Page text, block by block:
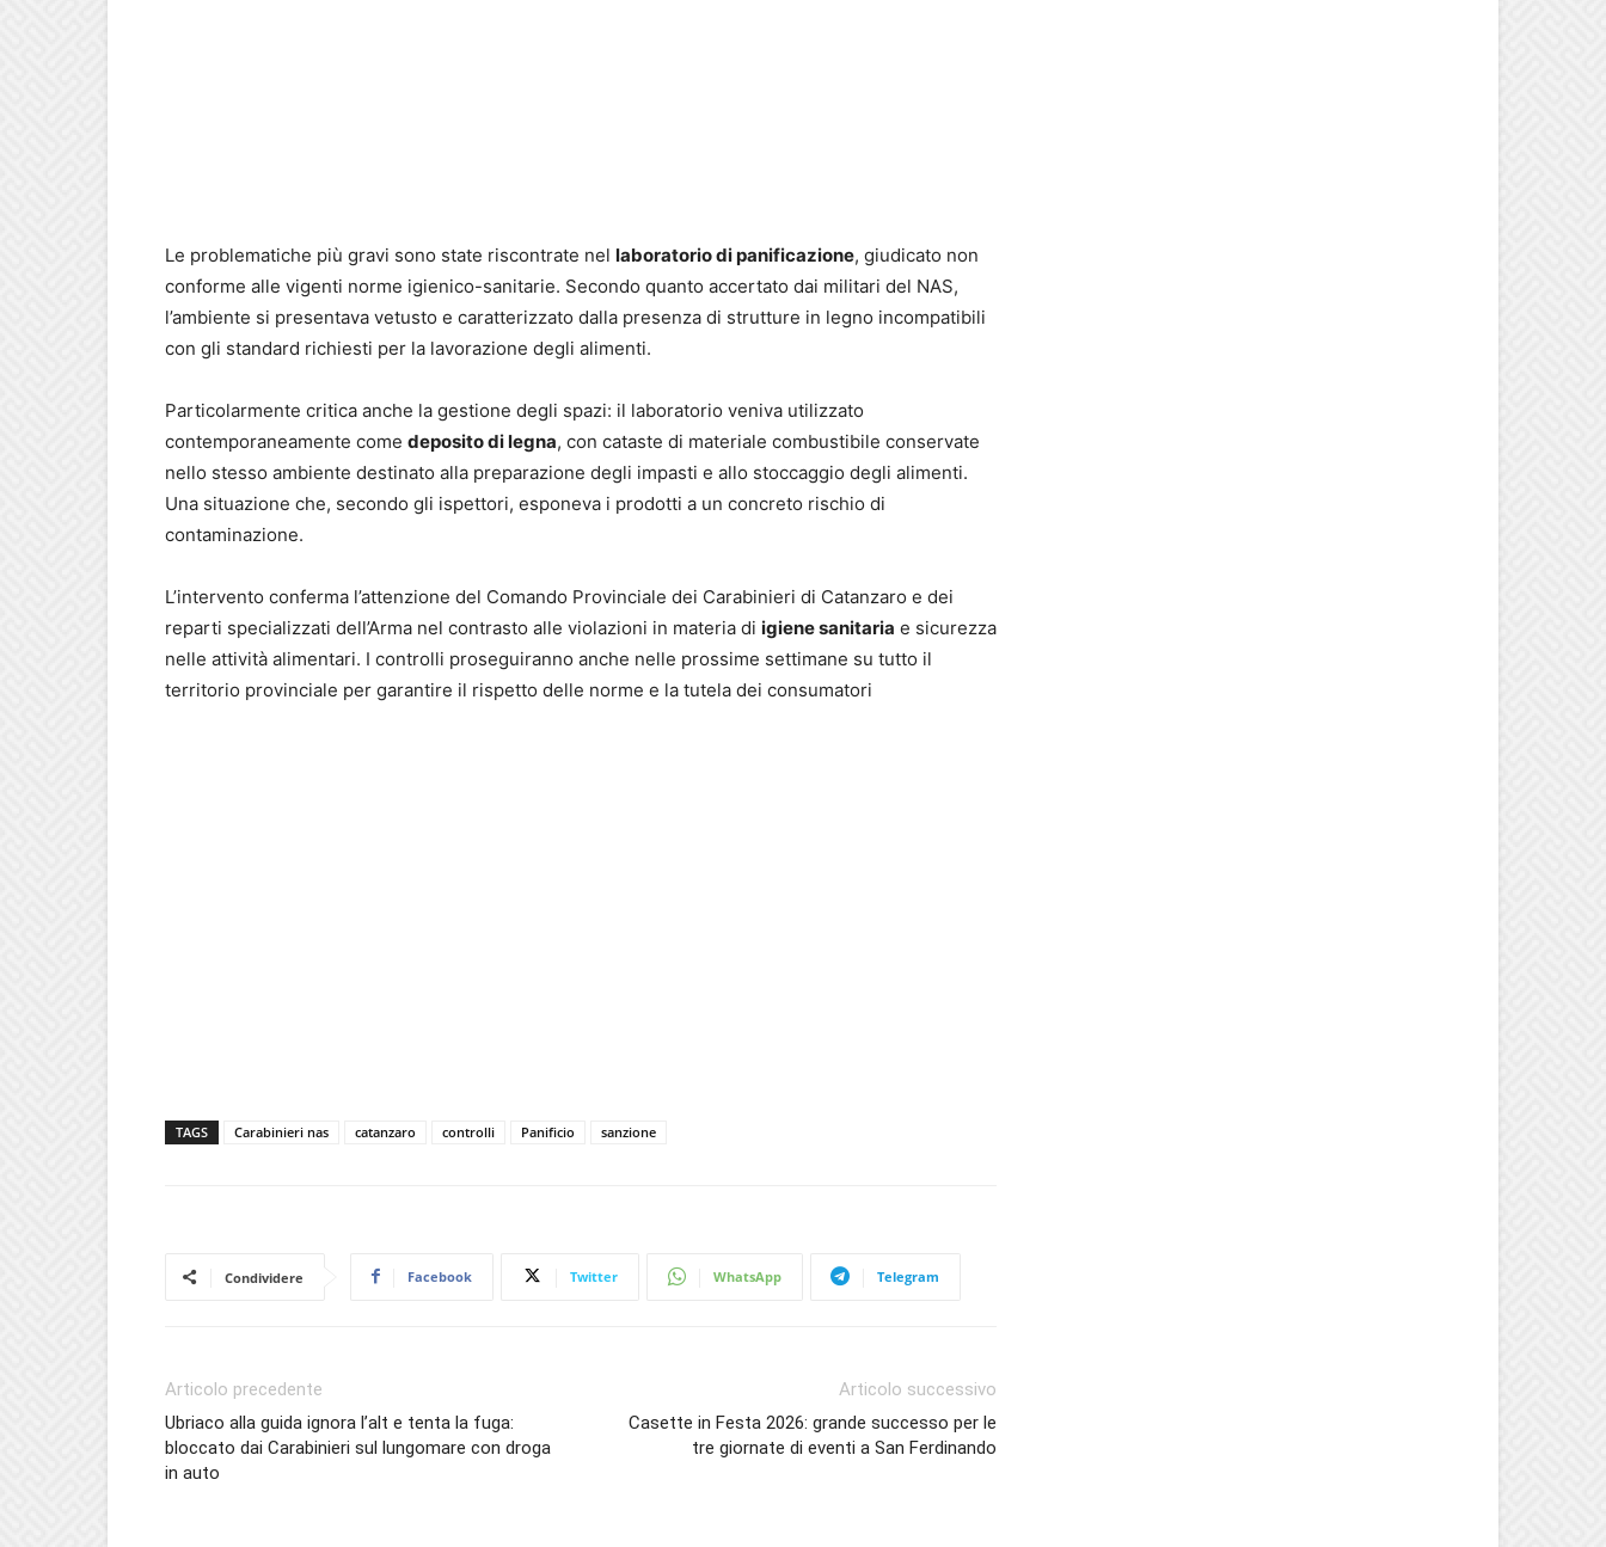
Le problematiche più gravi sono state riscontrate nel laboratorio di panificazione, giudicato non
conforme alle vigenti norme igienico-sanitarie. Secondo quanto accertato dai militari del NAS,
l’ambiente si presentava vetusto e caratterizzato dalla presenza di strutture in legno incompatibili
con gli standard richiesti per la lavorazione degli alimenti.
Particolarmente critica anche la gestione degli spazi: il laboratorio veniva utilizzato
contemporaneamente come deposito di legna, con cataste di materiale combustibile conservate
nello stesso ambiente destinato alla preparazione degli impasti e allo stoccaggio degli alimenti.
Una situazione che, secondo gli ispettori, esponeva i prodotti a un concreto rischio di
contaminazione.
L’intervento conferma l’attenzione del Comando Provinciale dei Carabinieri di Catanzaro e dei
reparti specializzati dell’Arma nel contrasto alle violazioni in materia di igiene sanitaria e sicurezza
nelle attività alimentari. I controlli proseguiranno anche nelle prossime settimane su tutto il
territorio provinciale per garantire il rispetto delle norme e la tutela dei consumatori
TAGS Carabinieri nas catanzaro controlli Panificio sanzione
Condividere Facebook Twitter WhatsApp Telegram
Articolo precedente
Ubriaco alla guida ignora l’alt e tenta la fuga:
bloccato dai Carabinieri sul lungomare con droga
in auto
Articolo successivo
Casette in Festa 2026: grande successo per le
tre giornate di eventi a San Ferdinando